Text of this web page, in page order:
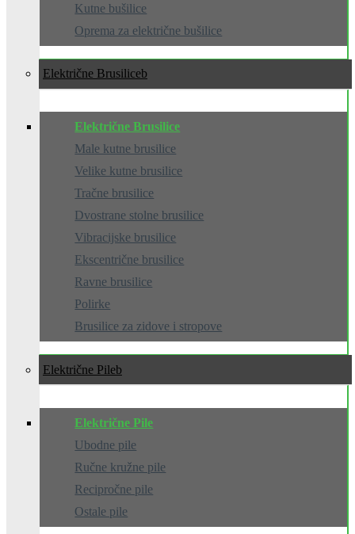
Kutne bušilice
Oprema za električne bušilice
Električne Brusilice
Električne Brusilice
Male kutne brusilice
Velike kutne brusilice
Tračne brusilice
Dvostrane stolne brusilice
Vibracijske brusilice
Ekscentrične brusilice
Ravne brusilice
Polirke
Brusilice za zidove i stropove
Električne Pile
Električne Pile
Ubodne pile
Ručne kružne pile
Recipročne pile
Ostale pile